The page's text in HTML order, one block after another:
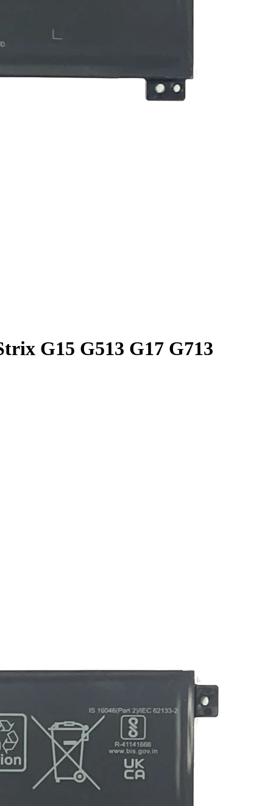
G15 G513 G17 G713